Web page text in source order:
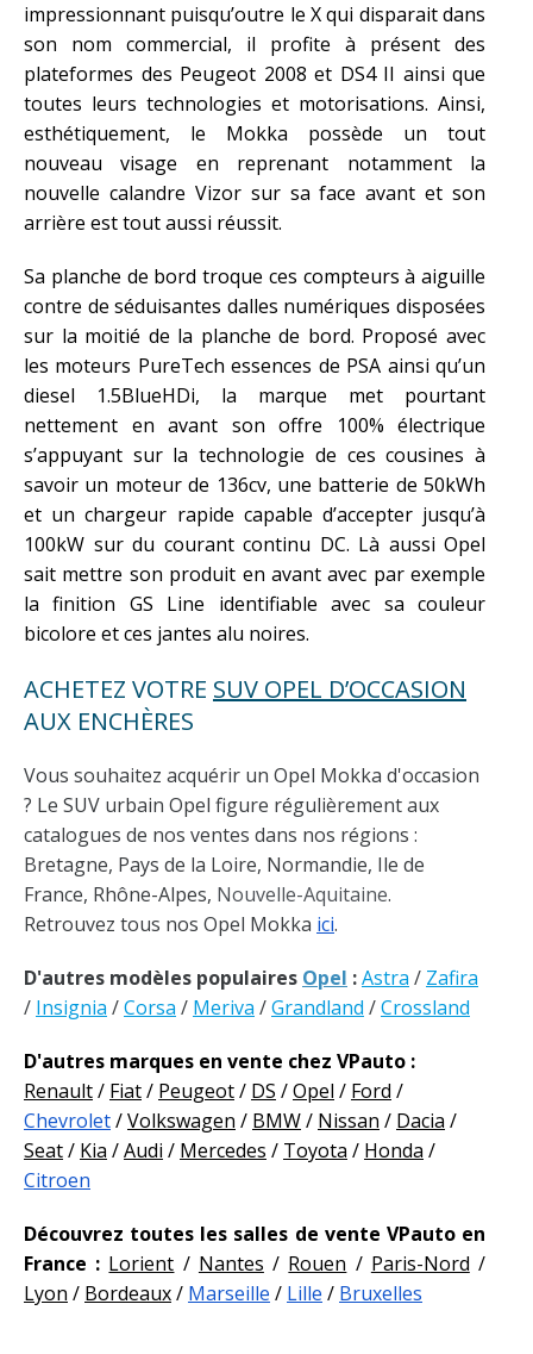
impressionnant puisqu’outre le X qui disparait dans
son nom commercial, il profite à présent des
plateformes des Peugeot 2008 et DS4 II ainsi que
toutes leurs technologies et motorisations. Ainsi,
esthétiquement, le Mokka possède un tout
nouveau visage en reprenant notamment la
nouvelle calandre Vizor sur sa face avant et son
arrière est tout aussi réussit.
Sa planche de bord troque ces compteurs à aiguille
contre de séduisantes dalles numériques disposées
sur la moitié de la planche de bord. Proposé avec
les moteurs PureTech essences de PSA ainsi qu’un
diesel 1.5BlueHDi, la marque met pourtant
nettement en avant son offre 100% électrique
s’appuyant sur la technologie de ces cousines à
savoir un moteur de 136cv, une batterie de 50kWh
et un chargeur rapide capable d’accepter jusqu’à
100kW sur du courant continu DC. Là aussi Opel
sait mettre son produit en avant avec par exemple
la finition GS Line identifiable avec sa couleur
bicolore et ces jantes alu noires.
ACHETEZ VOTRE SUV OPEL D’OCCASION
AUX ENCHÈRES
Vous souhaitez acquérir un Opel Mokka d'occasion
? Le SUV urbain Opel figure régulièrement aux
catalogues de nos ventes dans nos régions :
Bretagne, Pays de la Loire, Normandie, Ile de
France, Rhône-Alpes, Nouvelle-Aquitaine.
Retrouvez tous nos Opel Mokka ici.
D'autres modèles populaires Opel :Astra / Zafira
/ Insignia /Corsa / Meriva /Grandland /Crossland
D'autres marques en vente chez VPauto :
Renault/ Fiat/ Peugeot/ DS /Opel / Ford /
Chevrolet/Volkswagen / BMW/ Nissan / Dacia /
Seat/ Kia /Audi / Mercedes / Toyota / Honda /
Citroen
Découvrez toutes les salles de vente VPauto en
France : Lorient / Nantes / Rouen / Paris-Nord /
Lyon / Bordeaux/ Marseille / Lille / Bruxelles